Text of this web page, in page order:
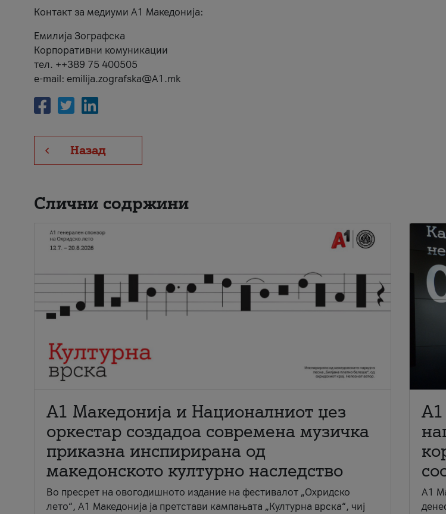
Контакт за медиуми А1 Македонија:
Емилија Зографска
Корпоративни комуникации
тел. ++389 75 400505
e-mail: emilija.zografska@A1.mk
Назад
Слични содржини
А1 Македонија и Националниот џез
оркестар создадоа современа музичка
приказна инспирирана од
македонското културно наследство
Во пресрет на овогодишното издание на фестивалот „Охридско
лето“, А1 Македонија ја претстави кампањата „Културна врска“, чиј
A1